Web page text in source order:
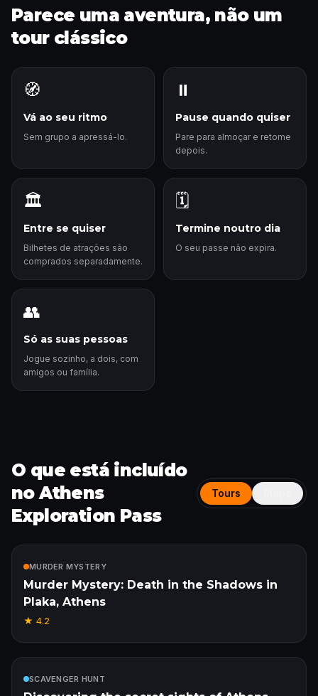
Parece uma aventura, não um
tour clássico
🧭
Vá ao seu ritmo
Sem grupo a apressá-lo.
⏸️
Pause quando quiser
Pare para almoçar e retome
depois.
🏛️
Entre se quiser
Bilhetes de atrações são
comprados separadamente.
🗓️
Termine noutro dia
O seu passe não expira.
👥
Só as suas pessoas
Jogue sozinho, a dois, com
amigos ou família.
O que está incluído
no Athens
Exploration Pass
Tours
MURDER MYSTERY
Murder Mystery: Death in the Shadows in
Plaka, Athens
★ 4.2
SCAVENGER HUNT